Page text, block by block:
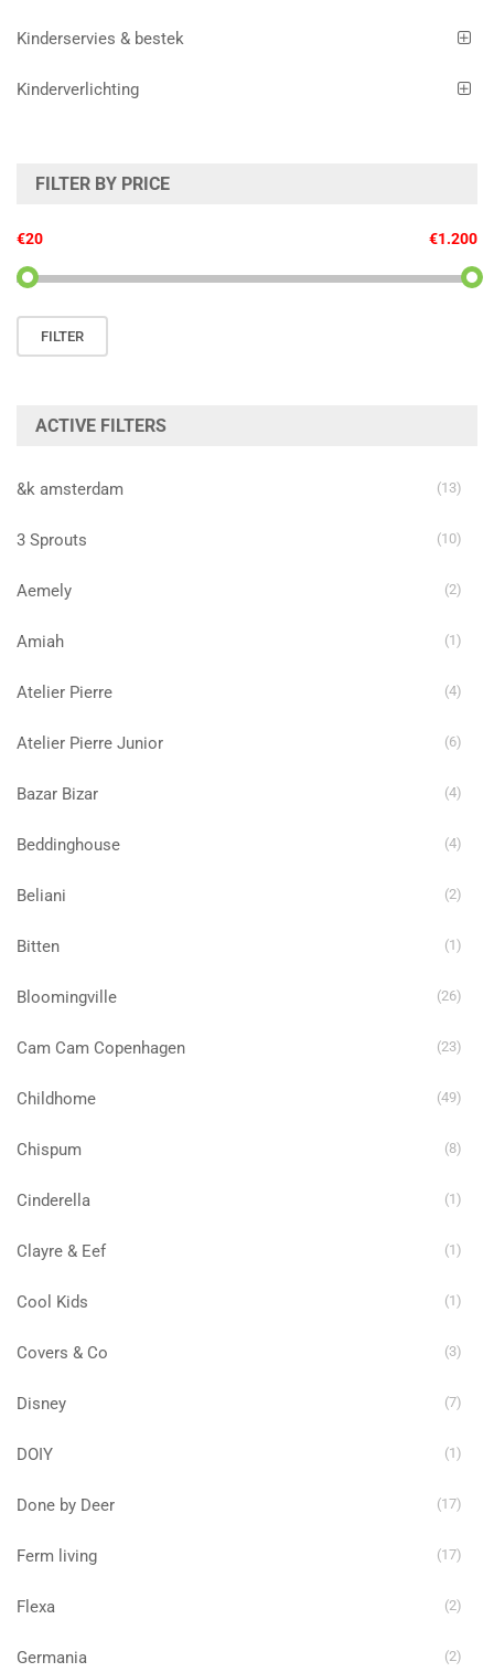
Kinderservies & bestek
Kinderverlichting
FILTER BY PRICE
Min.
Max.FILTER
€20 €1.200
ACTIVE FILTERS
&k amsterdam (13)
3 Sprouts (10)
Aemely (2)
Amiah (1)
Atelier Pierre (4)
Atelier Pierre Junior (6)
Bazar Bizar (4)
Beddinghouse (4)
Beliani (2)
Bitten (1)
Bloomingville (26)
Cam Cam Copenhagen (23)
Childhome (49)
Chispum (8)
Cinderella (1)
Clayre & Eef (1)
Cool Kids (1)
Covers & Co (3)
Disney (7)
DOIY (1)
Done by Deer (17)
Ferm living (17)
Flexa (2)
Germania (2)